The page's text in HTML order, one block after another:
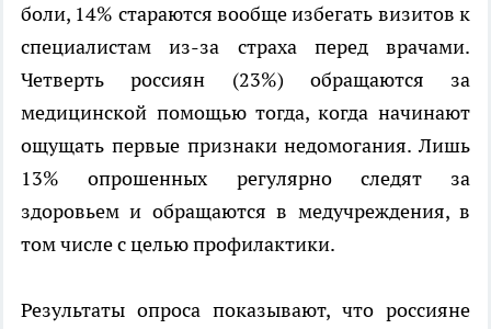
боли, 14% стараются вообще избегать визитов к
специалистам из-за страха перед врачами.
Четверть россиян (23%) обращаются за
медицинской помощью тогда, когда начинают
ощущать первые признаки недомогания. Лишь
13% опрошенных регулярно следят за
здоровьем и обращаются в медучреждения, в
том числе с целью профилактики.
Результаты опроса показывают, что россияне